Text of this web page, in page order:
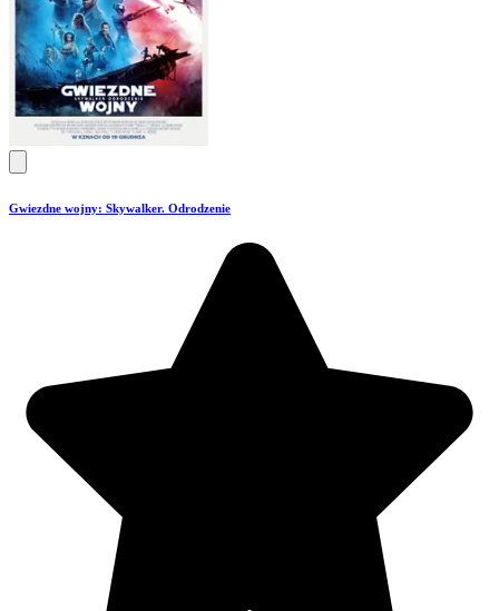
Gwiezdne wojny: Skywalker. Odrodzenie